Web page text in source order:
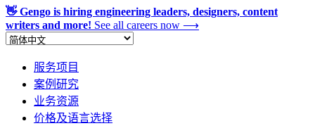
👋 Gengo is hiring engineering leaders, designers, content
writers and more! See all careers now ⟶
服务项目
案例研究
业务资源
价格及语言选择